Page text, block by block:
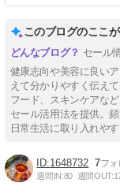
このブログのここ
セール
健康志向や美容に良い
えて分かりやすく伝え
フード、スキンケアな
セール活用法を提供。
日常生活に取り入れや
1648732 7
週間IN:80 週間OUT: